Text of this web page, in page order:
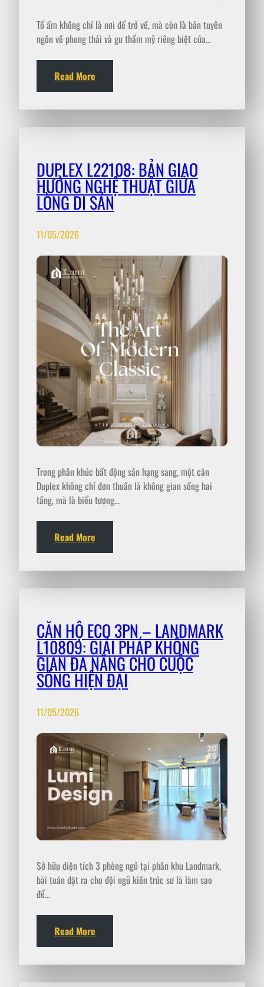
Tổ ấm không chỉ là nơi để trở về, mà còn là bản tuyên
ngôn về phong thái và gu thẩm mỹ riêng biệt của…
Read More
DUPLEX L22108: BẢN GIAO
HƯỞNG NGHỆ THUẬT GIỮA
LÒNG DI SẢN
11/05/2026
Trong phân khúc bất động sản hạng sang, một căn
Duplex không chỉ đơn thuần là không gian sống hai
tầng, mà là biểu tượng…
Read More
CĂN HỘ ECO 3PN – LANDMARK
L10809: GIẢI PHÁP KHÔNG
GIAN ĐA NĂNG CHO CUỘC
SỐNG HIỆN ĐẠI
11/05/2026
Sở hữu diện tích 3 phòng ngủ tại phân khu Landmark,
bài toán đặt ra cho đội ngũ kiến trúc sư là làm sao
để…
Read More